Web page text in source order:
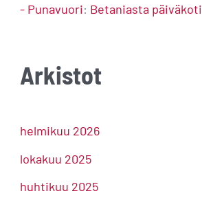
- Punavuori: Betaniasta päiväkoti
Arkistot
helmikuu 2026
lokakuu 2025
huhtikuu 2025